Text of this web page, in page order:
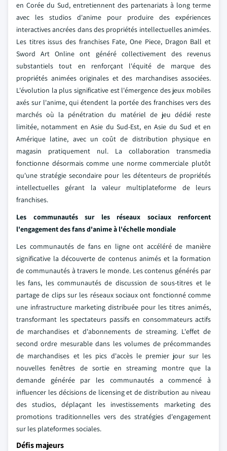
en Corée du Sud, entretiennent des partenariats à long terme
avec les studios d'anime pour produire des expériences
interactives ancrées dans des propriétés intellectuelles animées.
Les titres issus des franchises Fate, One Piece, Dragon Ball et
Sword Art Online ont généré collectivement des revenus
substantiels tout en renforçant l'équité de marque des
propriétés animées originales et des marchandises associées.
L'évolution la plus significative est l'émergence des jeux mobiles
axés sur l'anime, qui étendent la portée des franchises vers des
marchés où la pénétration du matériel de jeu dédié reste
limitée, notamment en Asie du Sud-Est, en Asie du Sud et en
Amérique latine, avec un coût de distribution physique en
magasin pratiquement nul. La collaboration transmedia
fonctionne désormais comme une norme commerciale plutôt
qu'une stratégie secondaire pour les détenteurs de propriétés
intellectuelles gérant la valeur multiplateforme de leurs
franchises.
Les communautés sur les réseaux sociaux renforcent
l'engagement des fans d'anime à l'échelle mondiale
Les communautés de fans en ligne ont accéléré de manière
significative la découverte de contenus animés et la formation
de communautés à travers le monde. Les contenus générés par
les fans, les communautés de discussion de sous-titres et le
partage de clips sur les réseaux sociaux ont fonctionné comme
une infrastructure marketing distribuée pour les titres animés,
transformant les spectateurs passifs en consommateurs actifs
de marchandises et d'abonnements de streaming. L'effet de
second ordre mesurable dans les volumes de précommandes
de marchandises et les pics d'accès le premier jour sur les
nouvelles fenêtres de sortie en streaming montre que la
demande générée par les communautés a commencé à
influencer les décisions de licensing et de distribution au niveau
des studios, déplaçant les investissements marketing des
promotions traditionnelles vers des stratégies d'engagement
sur les plateformes sociales.
Défis majeurs